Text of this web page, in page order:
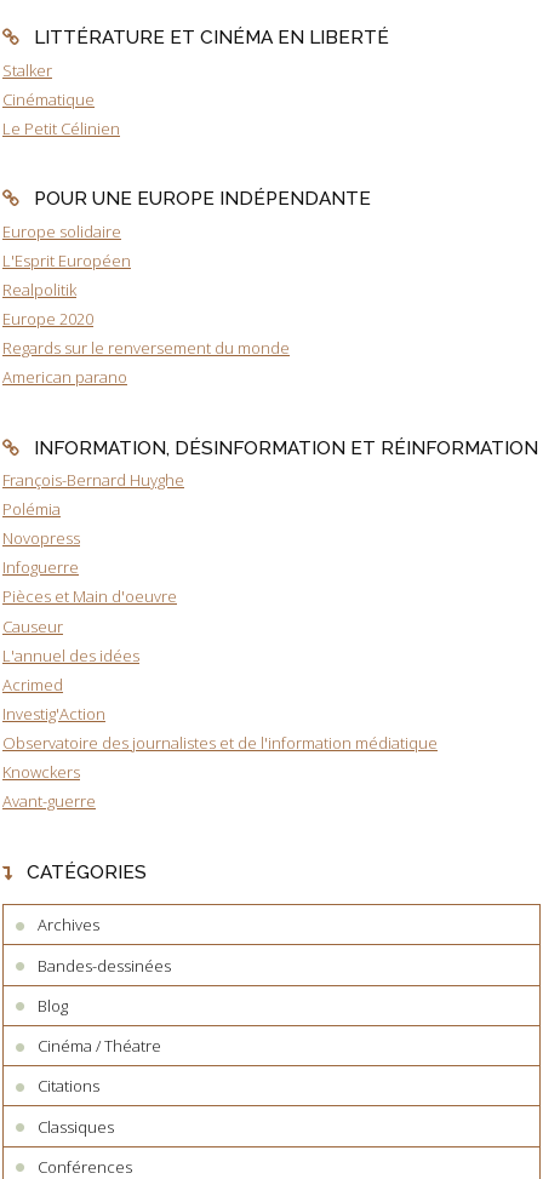
LITTÉRATURE ET CINÉMA EN LIBERTÉ
Stalker
Cinématique
Le Petit Célinien
POUR UNE EUROPE INDÉPENDANTE
Europe solidaire
L'Esprit Européen
Realpolitik
Europe 2020
Regards sur le renversement du monde
American parano
INFORMATION, DÉSINFORMATION ET RÉINFORMATION
François-Bernard Huyghe
Polémia
Novopress
Infoguerre
Pièces et Main d'oeuvre
Causeur
L'annuel des idées
Acrimed
Investig'Action
Observatoire des journalistes et de l'information médiatique
Knowckers
Avant-guerre
CATÉGORIES
Archives
Bandes-dessinées
Blog
Cinéma / Théatre
Citations
Classiques
Conférences